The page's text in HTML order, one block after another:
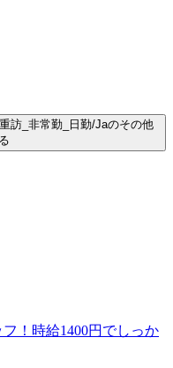
訪_非常勤_日勤/Jaのその他
！時給1400円でしっか